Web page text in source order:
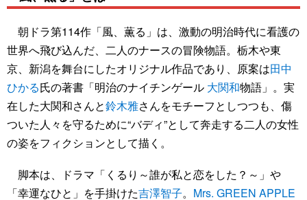
朝ドラ第114作「風、薫る」は、激動の明治時代に看護の
世界へ飛び込んだ、二人のナースの冒険物語。栃木や東
京、新潟を舞台にしたオリジナル作品であり、原案は田中
ひかる氏の著書「明治のナイチンゲール 大関和物語」。実
在した大関和さんと鈴木雅さんをモチーフとしつつも、傷
ついた人々を守るために“バディ”として奔走する二人の女性
の姿をフィクションとして描く。
脚本は、ドラマ「くるり～誰が私と恋をした？～」や
「幸運なひと」を手掛けた吉澤智子。 Mrs. GREEN APPLE